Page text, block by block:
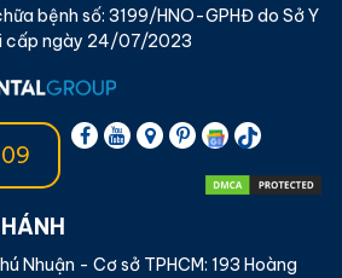
bệnh số: 3199/HNO-GPHĐ do Sở Y
cấp ngày 24/07/2023
Nhuận - Cơ sở TPHCM: 193 Hoàng